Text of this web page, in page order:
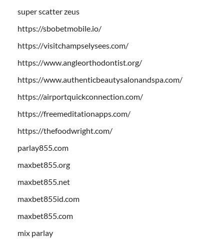
super scatter zeus
https://sbobetmobile.io/
https://visitchampselysees.com/
https://www.angleorthodontist.org/
https://www.authenticbeautysalonandspa.com/
https://airportquickconnection.com/
https://freemeditationapps.com/
https://thefoodwright.com/
parlay855.com
maxbet855.org
maxbet855.net
maxbet855id.com
maxbet855.com
mix parlay